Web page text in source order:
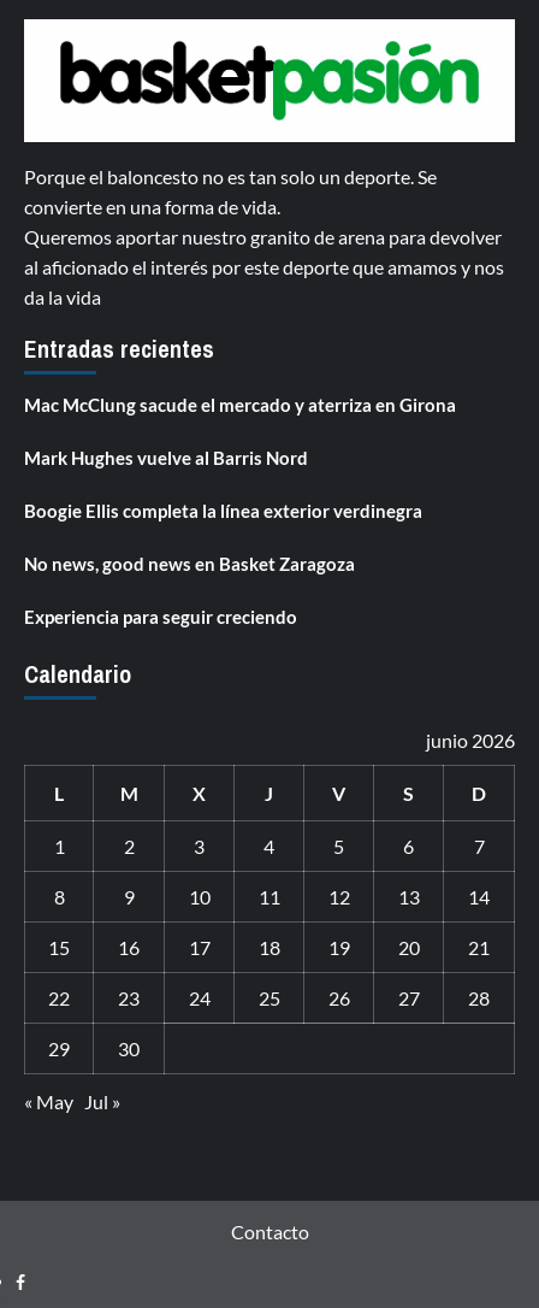
Porque el baloncesto no es tan solo un deporte. Se
convierte en una forma de vida.
Queremos aportar nuestro granito de arena para devolver
al aficionado el interés por este deporte que amamos y nos
da la vida
Entradas recientes
Mac McClung sacude el mercado y aterriza en Girona
Mark Hughes vuelve al Barris Nord
Boogie Ellis completa la línea exterior verdinegra
No news, good news en Basket Zaragoza
Experiencia para seguir creciendo
Calendario
junio 2026
L M X J V S D
1 2 3 4 5 6 7
8 9 10 11 12 13 14
15 16 17 18 19 20 21
22 23 24 25 26 27 28
29 30
« May Jul »
Contacto